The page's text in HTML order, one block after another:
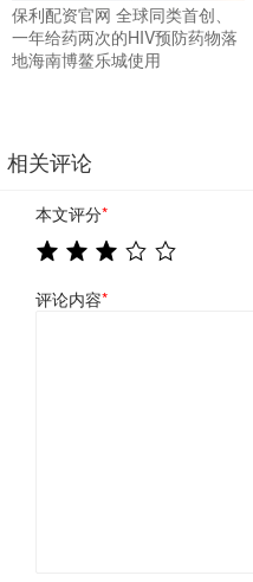
保利配资官网 全球同类首创、
一年给药两次的HIV预防药物落
地海南博鳌乐城使用
相关评论
本文评分*
评论内容*